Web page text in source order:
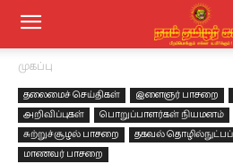
முகப்பு
தலைமைச் செய்திகள் இளைஞர் பாசறை
அறிவிப்புகள்
பொறுப்பாளர்கள் நியமனம்
சுற்றுச்சூழல் பாசறை
தகவல்
மாணவர் பாசறை